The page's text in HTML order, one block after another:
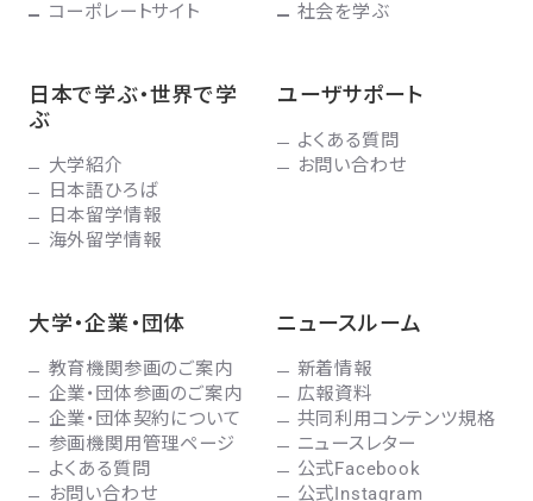
コーポレートサイト
社会を学ぶ
日本で学ぶ・世界で学
ぶ
大学紹介
日本語ひろば
日本留学情報
海外留学情報
ユーザサポート
よくある質問
お問い合わせ
大学・企業・団体
教育機関参画のご案内
企業・団体参画のご案内
企業・団体契約について
参画機関用管理ページ
よくある質問
お問い合わせ
ニュースルーム
新着情報
広報資料
共同利用コンテンツ規格
ニュースレター
公式Facebook
公式Instagram